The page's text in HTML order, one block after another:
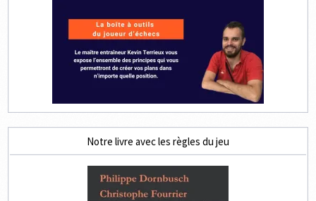
Notre livre avec les règles du jeu